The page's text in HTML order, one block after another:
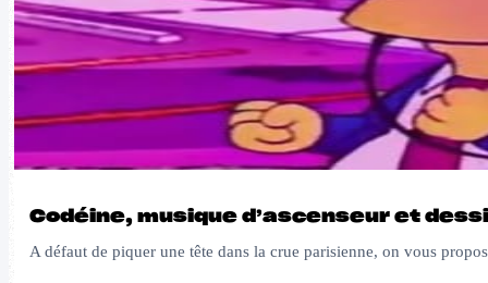
Codéine, musique d’ascenseur et
A défaut de piquer une tête dans la crue parisienne, on vous